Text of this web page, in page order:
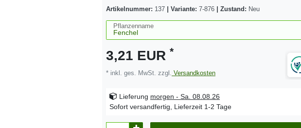
Artikelnummer: 137 Variante: 7-876 Zustand: Neu
Pflanzenname
3,21 EUR *
* inkl. ges. MwSt. zzgl. Versandkosten
Lieferung morgen - Sa. 08.08.26
Sofort versandfertig, Lieferzeit 1-2 Tage